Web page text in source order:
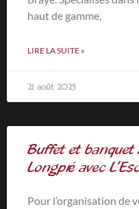
haut de gamme,
LIRE LA SUITE »
21 août 2025
Buffet et
Longpré avec
Pour l’organisation de